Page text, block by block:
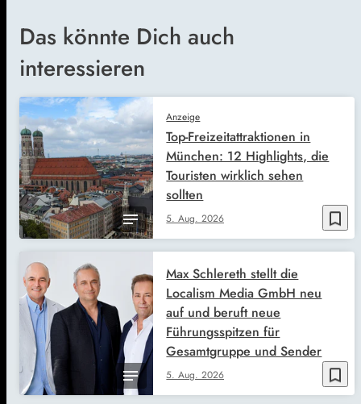
Das könnte Dich auch
interessieren
bookmark_border
Anzeige
5. Aug. 2026
Top-Freizeitattraktionen in
München: 12 Highlights, die
Touristen wirklich sehen
sollten
bookmark_border
5. Aug. 2026
Max Schlereth stellt die
Localism Media GmbH neu
auf und beruft neue
Führungsspitzen für
Gesamtgruppe und Sender